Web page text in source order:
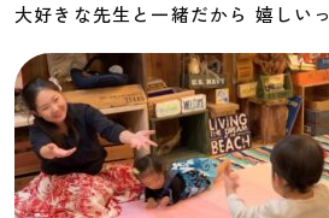
大好きな先生と一緒だから 嬉しいっ